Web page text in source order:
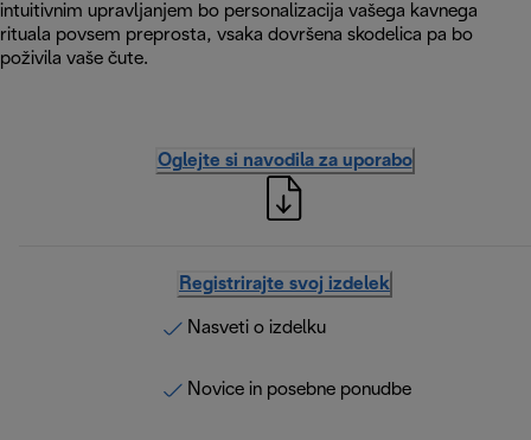
intuitivnim upravljanjem bo personalizacija vašega kavnega
rituala povsem preprosta, vsaka dovršena skodelica pa bo
poživila vaše čute.
Oglejte si navodila za uporabo
Registrirajte svoj izdelek
Nasveti o izdelku
Novice in posebne ponudbe